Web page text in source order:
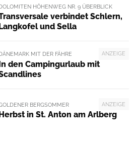
HÖHENWEG NR. 9 ÜBERBLICK
verbindet Schlern,
Langkofel und Sella
ANZEIGE
MIT DER FÄHRE
den Campingurlaub mit
ANZEIGE
BERGSOMMER
in St. Anton am Arlberg